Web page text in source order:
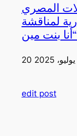
المصري
لمناقشة
20 يوليو، 2025
edit post